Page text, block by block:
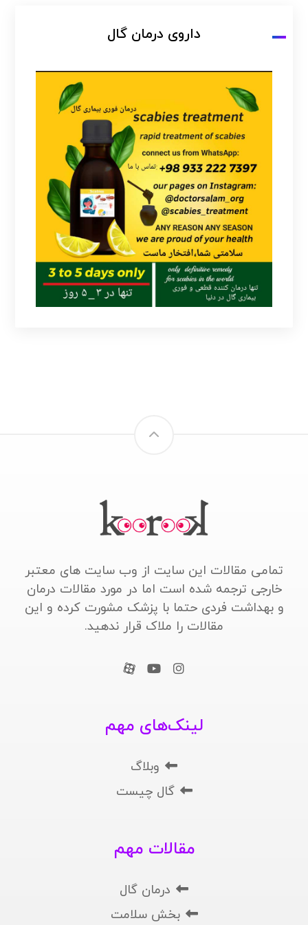
داروی درمان گال
تمامی مقالات این سایت از وب سایت های معتبر
خارجی ترجمه شده است اما در مورد مقالات درمان
و بهداشت فردی حتما با پزشک مشورت کرده و این
مقالات را ملاک قرار ندهید.
لینک‌های مهم
وبلاگ
گال چیست
مقالات مهم
درمان گال
بخش سلامت